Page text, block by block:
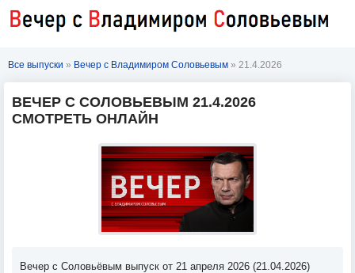
Все выпуски » Вечер с Владимиром Соловьевым » 21.4.2026
ВЕЧЕР С СОЛОВЬЕВЫМ 21.4.2026
СМОТРЕТЬ ОНЛАЙН
Вечер с Соловьёвым выпуск от 21 апреля 2026 (21.04.2026)